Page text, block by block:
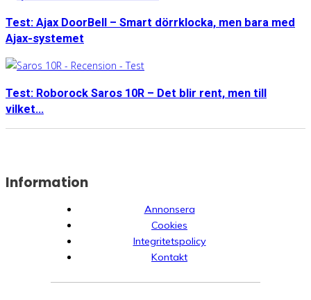
Test: Ajax DoorBell – Smart dörrklocka, men bara med
Ajax-systemet
Test: Roborock Saros 10R – Det blir rent, men till
vilket...
Information
Annonsera
Cookies
Integritetspolicy
Kontakt